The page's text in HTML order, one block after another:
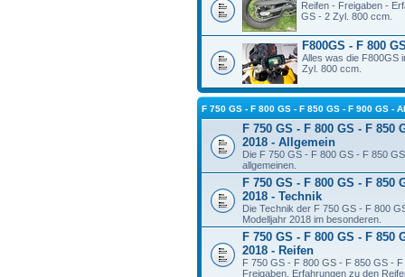
Reifen - Freigaben -
GS - 2 Zyl. 800 ccm.
F800GS - F 800
Alles was die F800GS
Zyl. 800 ccm.
F 750 GS - F 800 GS - F 850 GS - F 900 GS -
F 750 GS - F 800 GS - F 850
2018 - Allgemein
Die F 750 GS - F 800 GS - F 850
allgemeinen.
F 750 GS - F 800 GS - F 850
2018 - Technik
Die Technik der F 750 GS - F 800
Modelljahr 2018 im besonderen.
F 750 GS - F 800 GS - F 850
2018 - Reifen
F 750 GS - F 800 GS - F 850 GS -
Freigaben, Erfahrungen zu den